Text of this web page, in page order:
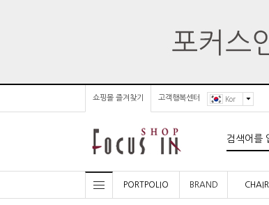
쇼핑몰 즐겨찾기 고객행복센터 Kor
PORTPOLIO BRAND CHAIR